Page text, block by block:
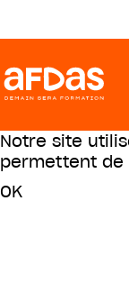
Notre site
permettent de
OK